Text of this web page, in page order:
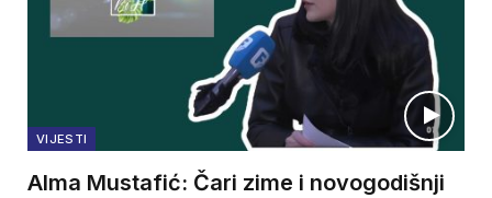
VIJESTI
Alma Mustafić: Čari zime i novogodišnji